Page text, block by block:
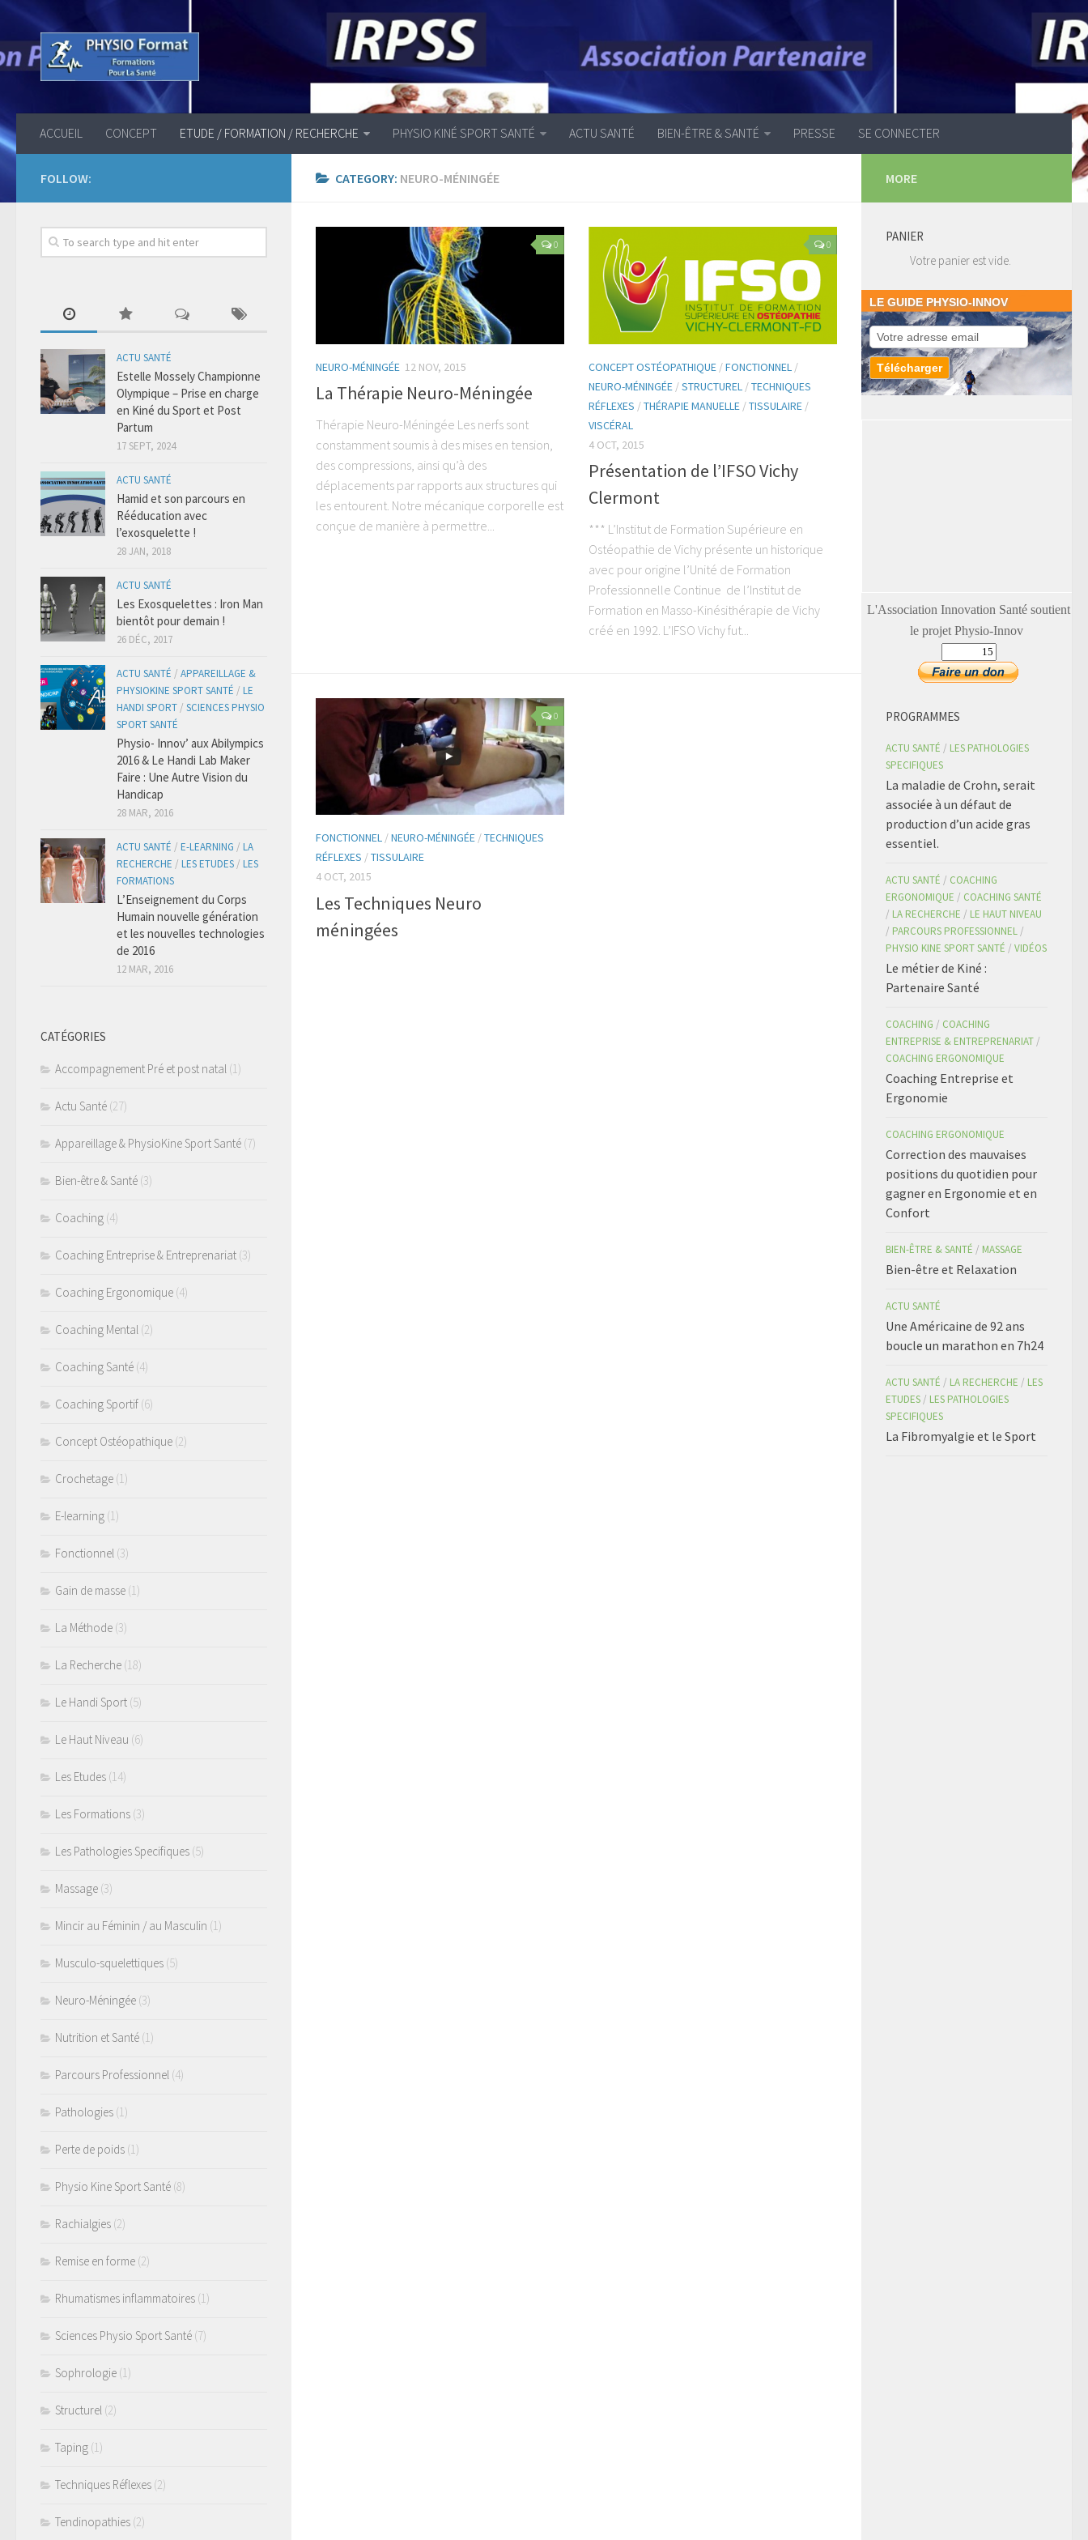
ACCUEIL CONCEPT ETUDE / FORMATION / RECHERCHE PHYSIO KINÉ SPORT SANTÉ ACTU SANTÉ BIEN-ÊTRE & SANTÉ PRESSE SE CONNECTER
CATEGORY: NEURO-MÉNINGÉE
0
NEURO-MÉNINGÉE 12 NOV, 2015
La Thérapie Neuro-Méningée
Thérapie Neuro-Méningée Les nerfs sont
constamment soumis à des mises en tension,
des compressions, ainsi qu’à des
déplacements par rapports aux structures qui
les entourent. Notre mécanique corporelle est
conçue de manière à permettre...
0
CONCEPT OSTÉOPATHIQUE /FONCTIONNEL /
NEURO-MÉNINGÉE /STRUCTUREL /TECHNIQUES
RÉFLEXES /THÉRAPIE MANUELLE /TISSULAIRE /
VISCÉRAL
4 OCT, 2015
Présentation de l’IFSO Vichy
Clermont
*** L’Institut de Formation Supérieure en
Ostéopathie de Vichy présente un historique
avec pour origine l’Unité de Formation
Professionnelle Continue de l’Institut de
Formation en Masso-Kinésithérapie de Vichy
créé en 1992. L’IFSO Vichy fut...
0
FONCTIONNEL /NEURO-MÉNINGÉE /TECHNIQUES
RÉFLEXES /TISSULAIRE
4 OCT, 2015
Les Techniques Neuro
méningées
FOLLOW:
ACTU SANTÉ
Estelle Mossely Championne
Olympique – Prise en charge
en Kiné du Sport et Post
Partum
17 SEPT, 2024
ACTU SANTÉ
Hamid et son parcours en
Rééducation avec
l’exosquelette !
28 JAN, 2018
ACTU SANTÉ
Les Exosquelettes : Iron Man
bientôt pour demain !
26 DÉC, 2017
ACTU SANTÉ / APPAREILLAGE &
PHYSIOKINE SPORT SANTÉ / LE
HANDI SPORT / SCIENCES PHYSIO
SPORT SANTÉ
Physio- Innov’ aux Abilympics
2016 & Le Handi Lab Maker
Faire : Une Autre Vision du
Handicap
28 MAR, 2016
ACTU SANTÉ / E-LEARNING / LA
RECHERCHE / LES ETUDES / LES
FORMATIONS
L’Enseignement du Corps
Humain nouvelle génération
et les nouvelles technologies
de 2016
12 MAR, 2016
CATÉGORIES
Accompagnement Pré et post natal (1)
Actu Santé (27)
Appareillage & PhysioKine Sport Santé (7)
Bien-être & Santé (3)
Coaching (4)
Coaching Entreprise & Entreprenariat (3)
Coaching Ergonomique (4)
Coaching Mental (2)
Coaching Santé (4)
Coaching Sportif (6)
Concept Ostéopathique (2)
Crochetage (1)
E-learning (1)
Fonctionnel (3)
Gain de masse (1)
La Méthode (3)
La Recherche (18)
Le Handi Sport (5)
Le Haut Niveau (6)
Les Etudes (14)
Les Formations (3)
Les Pathologies Specifiques (5)
Massage (3)
Mincir au Féminin / au Masculin (1)
Musculo-squelettiques (5)
Neuro-Méningée (3)
Nutrition et Santé (1)
Parcours Professionnel (4)
Pathologies (1)
Perte de poids (1)
Physio Kine Sport Santé (8)
Rachialgies (2)
Remise en forme (2)
Rhumatismes inflammatoires (1)
Sciences Physio Sport Santé (7)
Sophrologie (1)
Structurel (2)
Taping (1)
Techniques Réflexes (2)
Tendinopathies (2)
MORE
PANIER
Votre panier est vide.
LE GUIDE PHYSIO-INNOV
L'Association Innovation Santé soutient
le projet Physio-Innov
PROGRAMMES
ACTU SANTÉ / LES PATHOLOGIES
SPECIFIQUES
La maladie de Crohn, serait
associée à un défaut de
production d’un acide gras
essentiel.
ACTU SANTÉ / COACHING
ERGONOMIQUE / COACHING SANTÉ
/ LA RECHERCHE / LE HAUT NIVEAU
/ PARCOURS PROFESSIONNEL /
PHYSIO KINE SPORT SANTÉ / VIDÉOS
Le métier de Kiné :
Partenaire Santé
COACHING / COACHING
ENTREPRISE & ENTREPRENARIAT /
COACHING ERGONOMIQUE
Coaching Entreprise et
Ergonomie
COACHING ERGONOMIQUE
Correction des mauvaises
positions du quotidien pour
gagner en Ergonomie et en
Confort
BIEN-ÊTRE & SANTÉ / MASSAGE
Bien-être et Relaxation
ACTU SANTÉ
Une Américaine de 92 ans
boucle un marathon en 7h24
ACTU SANTÉ / LA RECHERCHE / LES
ETUDES / LES PATHOLOGIES
SPECIFIQUES
La Fibromyalgie et le Sport